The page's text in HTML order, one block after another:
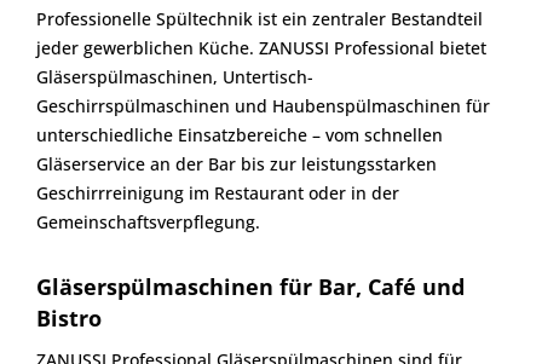
Professionelle Spültechnik ist ein zentraler Bestandteil
jeder gewerblichen Küche. ZANUSSI Professional bietet
Gläserspülmaschinen, Untertisch-
Geschirrspülmaschinen und Haubenspülmaschinen für
unterschiedliche Einsatzbereiche – vom schnellen
Gläserservice an der Bar bis zur leistungsstarken
Geschirrreinigung im Restaurant oder in der
Gemeinschaftsverpflegung.
Gläserspülmaschinen für Bar, Café und
Bistro